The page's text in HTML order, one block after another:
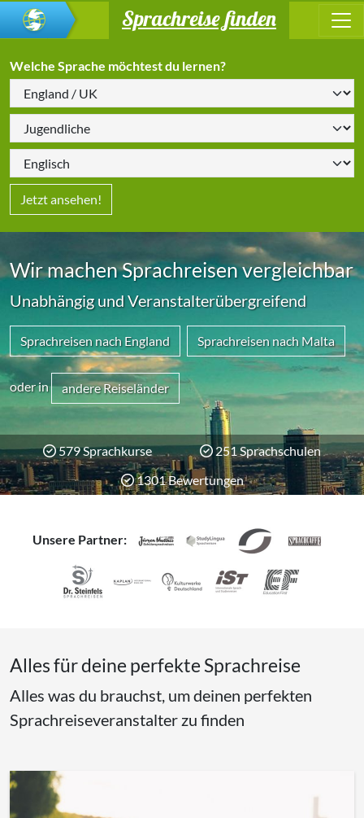
Sprachreise finden
Welche Sprache möchtest du lernen?
Jetzt ansehen!
Wir machen Sprachreisen vergleichbar
Unabhängig und Veranstalterübergreifend
Sprachreisen nach England Sprachreisen nach Malta
oder in andere Reiseländer
579 Sprachkurse
251 Sprachschulen
1301 Bewertungen
Unsere Partner:
Alles für deine perfekte Sprachreise
Alles was du brauchst, um deinen perfekten
Sprachreiseveranstalter zu finden